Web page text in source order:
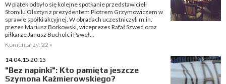
W piątek odbyło się kolejne spotkanie przedstawicieli
Stomilu Olsztyn z prezydentem Piotrem Grzymowiczem w
sprawie spółki akcyjnej. W obradach uczestniczyli m.in.
prezes Mariusz Borkowski, wiceprezes Rafał Szwed oraz
piłkarze Janusz Bucholc i Paweł...
Komentarzy: 22 »
14.04.15 20:15
"Bez napinki": Kto pamięta jeszcze
Szymona Kaźmierowskiego?